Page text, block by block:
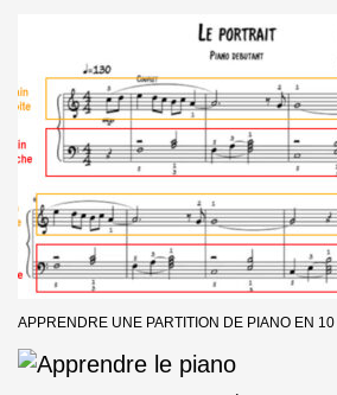
APPRENDRE UNE PARTITION DE PIANO EN